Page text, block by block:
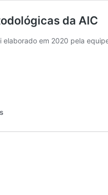
da AIC
elaborado em 2020 pela